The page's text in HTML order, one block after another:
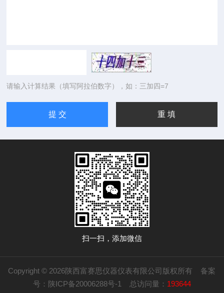
请输入计算结果（填写阿拉伯数字），如：三加四=7
扫一扫，添加微信
Copyright © 2026陕西富赛思仪器仪表有限公司版权所有 备案
号：陕ICP备20006288号-1
总访问量： 193644